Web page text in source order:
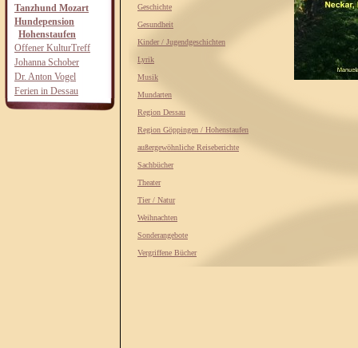
Tanzhund Mozart
Hundepension
Hohenstaufen
Offener KulturTreff
Johanna Schober
Dr. Anton Vogel
Ferien in Dessau
Geschichte
Gesundheit
Kinder / Jugendgeschichten
Lyrik
Musik
Mundarten
Region Dessau
Region Göppingen / Hohenstaufen
außergewöhnliche Reiseberichte
Sachbücher
Theater
Tier / Natur
Weihnachten
Sonderangebote
Vergriffene Bücher